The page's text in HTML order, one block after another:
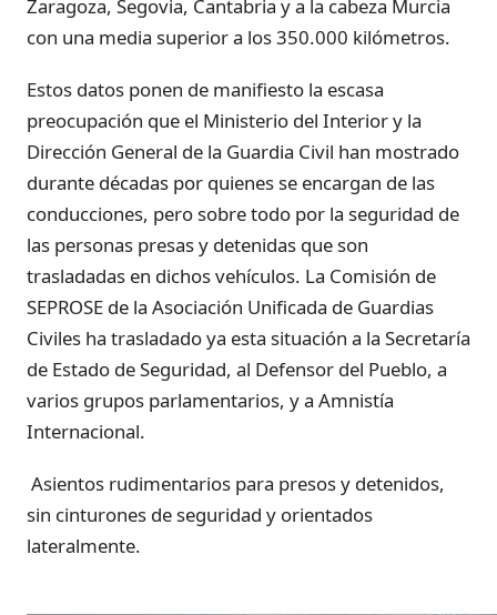
Zaragoza, Segovia, Cantabria y a la cabeza Murcia
con una media superior a los 350.000 kilómetros.
Estos datos ponen de manifiesto la escasa
preocupación que el Ministerio del Interior y la
Dirección General de la Guardia Civil han mostrado
durante décadas por quienes se encargan de las
conducciones, pero sobre todo por la seguridad de
las personas presas y detenidas que son
trasladadas en dichos vehículos. La Comisión de
SEPROSE de la Asociación Unificada de Guardias
Civiles ha trasladado ya esta situación a la Secretaría
de Estado de Seguridad, al Defensor del Pueblo, a
varios grupos parlamentarios, y a Amnistía
Internacional.
Asientos rudimentarios para presos y detenidos,
sin cinturones de seguridad y orientados
lateralmente.